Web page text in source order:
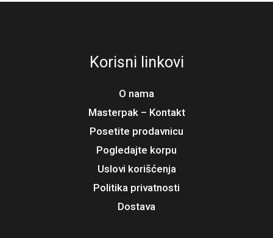
Korisni linkovi
O nama
Masterpak – Kontakt
Posetite prodavnicu
Pogledajte korpu
Uslovi korišćenja
Politika privatnosti
Dostava